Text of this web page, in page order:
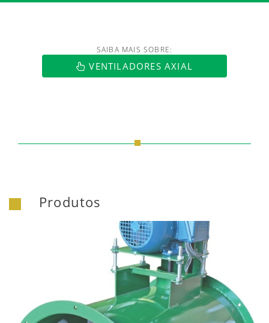
https://www.luftmaxi.com.br/
SAIBA MAIS SOBRE:
VENTILADORES AXIAL
Produtos